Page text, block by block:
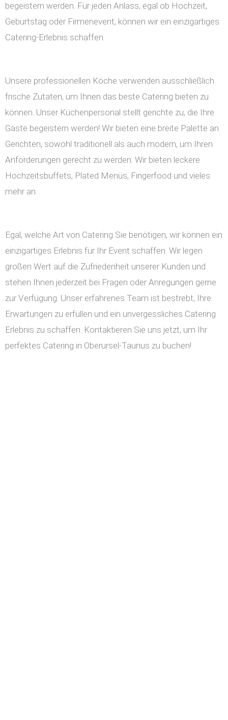
begeistern werden. Für jeden Anlass, egal ob Hochzeit,
Geburtstag oder Firmenevent, können wir ein einzigartiges
Catering-Erlebnis schaffen.
Unsere professionellen Köche verwenden ausschließlich
frische Zutaten, um Ihnen das beste Catering bieten zu
können. Unser Küchenpersonal stellt gerichte zu, die Ihre
Gäste begeistern werden! Wir bieten eine breite Palette an
Gerichten, sowohl traditionell als auch modern, um Ihren
Anforderungen gerecht zu werden. Wir bieten leckere
Hochzeitsbuffets, Plated Menüs, Fingerfood und vieles
mehr an.
Egal, welche Art von Catering Sie benötigen, wir können ein
einzigartiges Erlebnis für Ihr Event schaffen. Wir legen
großen Wert auf die Zufriedenheit unserer Kunden und
stehen Ihnen jederzeit bei Fragen oder Anregungen gerne
zur Verfügung. Unser erfahrenes Team ist bestrebt, Ihre
Erwartungen zu erfüllen und ein unvergessliches Catering
Erlebnis zu schaffen. Kontaktieren Sie uns jetzt, um Ihr
perfektes Catering in Oberursel-Taunus zu buchen!